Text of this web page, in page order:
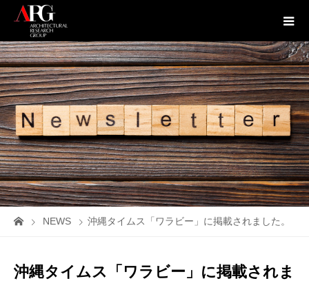
NEWS 沖縄タイムス「ワラビー」に掲載されました。
沖縄タイムス「ワラビー」に掲載されま